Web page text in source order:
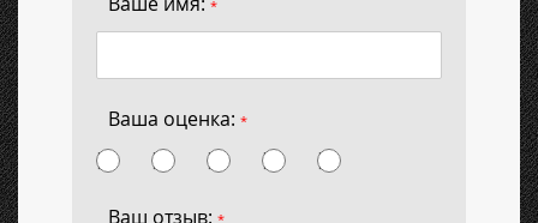
*
Ваша оценка: *
Ваш отзыв: *